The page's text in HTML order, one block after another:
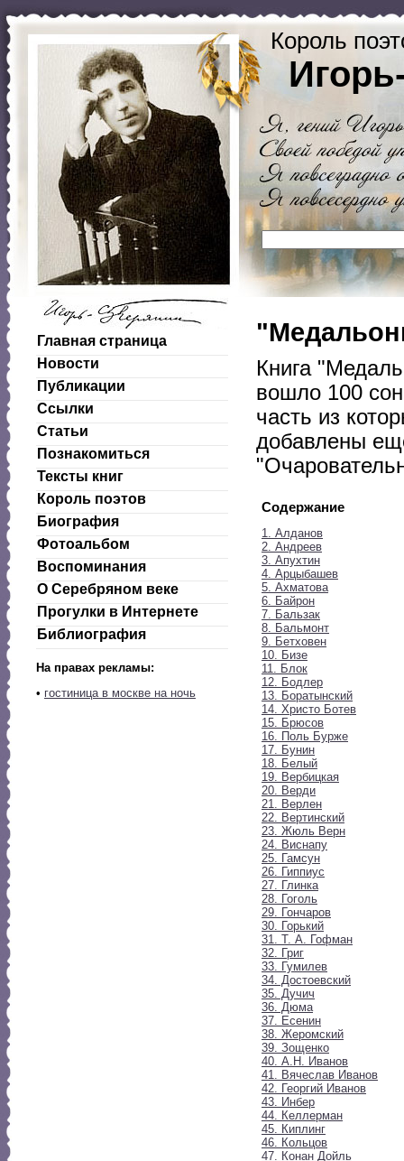
Король
Главная страница
Новости
Публикации
Ссылки
Статьи
Познакомиться
Тексты книг
Король поэтов
Биография
Фотоальбом
Воспоминания
О Серебряном веке
Прогулки в Интернете
Библиография
На правах рекламы:
• гостиница в москве на ночь
Книга
вошло 100
часть из
добавлены
Содержание
1. Алданов
2. Андреев
3. Апухтин
4. Арцыбашев
5. Ахматова
6. Байрон
7. Бальзак
8. Бальмонт
9. Бетховен
10. Бизе
11. Блок
12. Бодлер
13. Боратынский
14. Христо Ботев
15. Брюсов
16. Поль Бурже
17. Бунин
18. Белый
19. Вербицкая
20. Верди
21. Верлен
22. Вертинский
23. Жюль Верн
24. Виснапу
25. Гамсун
26. Гиппиус
27. Глинка
28. Гоголь
29. Гончаров
30. Горький
31. Т. А. Гофман
32. Григ
33. Гумилев
34. Достоевский
35. Дучич
36. Дюма
37. Есенин
38. Жеромский
39. Зощенко
40. А.Н. Иванов
41. Вячеслав Иванов
42. Георгий Иванов
43. Инбер
44. Келлерман
45. Киплинг
46. Кольцов
47. Конан Дойль